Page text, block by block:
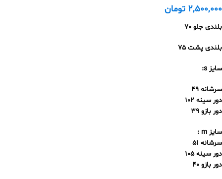
2,500,000 تومان
بلندی جلو 70
بلندی پشت 75
سایز s:
سرشانه 49
دور سینه 102
دور بازو 39
سایز m :
سرشانه 51
دور سینه 105
دور بازو 40